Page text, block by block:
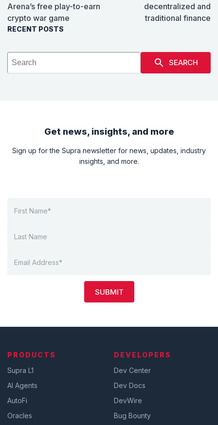
Arena’s free play-to-earn
crypto war game
decentralized and
traditional finance
RECENT POSTS
SEARCH
Get news, insights, and more
Sign up for the Supra newsletter for news, updates, industry
insights, and more.
SUBMIT
PRODUCTS
Supra L1
AI Agents
AutoFi
Oracles
DEVELOPERS
Dev Center
Dev Docs
DevWire
Bug Bounty